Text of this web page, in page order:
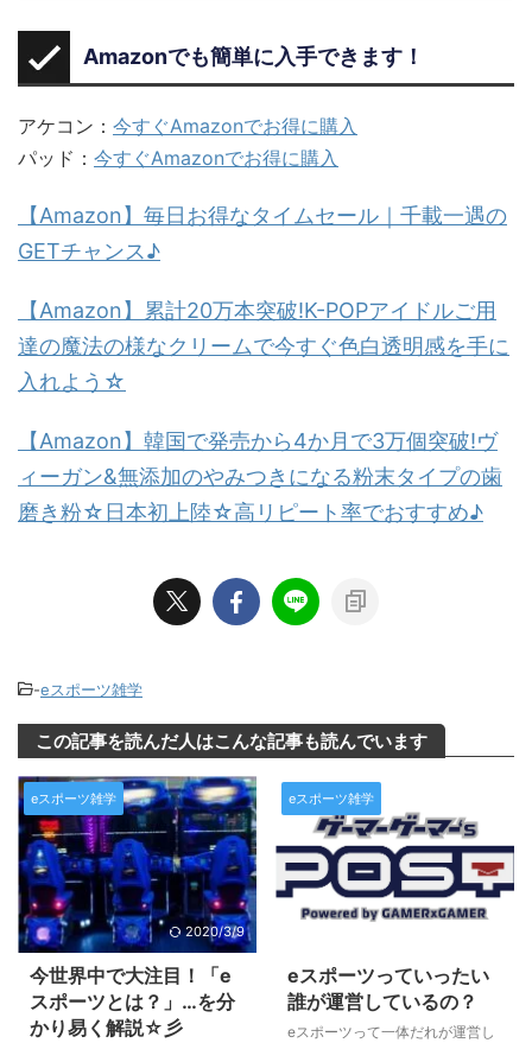
Amazonでも簡単に入手できます！
アケコン： 今すぐAmazonでお得に購入
パッド： 今すぐAmazonでお得に購入
【Amazon】毎日お得なタイムセール｜千載一遇の
GETチャンス♪
【Amazon】累計20万本突破!K-POPアイドルご用
達の魔法の様なクリームで今すぐ色白透明感を手に
入れよう☆
【Amazon】韓国で発売から4か月で3万個突破!ヴ
ィーガン&無添加のやみつきになる粉末タイプの歯
磨き粉☆日本初上陸☆高リピート率でおすすめ♪
-eスポーツ雑学
この記事を読んだ人はこんな記事も読んでいます
eスポーツ雑学
2020/3/9
今世界中で大注目！「e
スポーツとは？」…を分
かり易く解説☆彡
eスポーツ雑学
eスポーツっていったい
誰が運営しているの？
eスポーツって一体だれが運営し